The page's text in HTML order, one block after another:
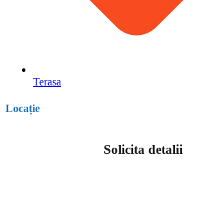
Terasa
Locație
Solicita detalii